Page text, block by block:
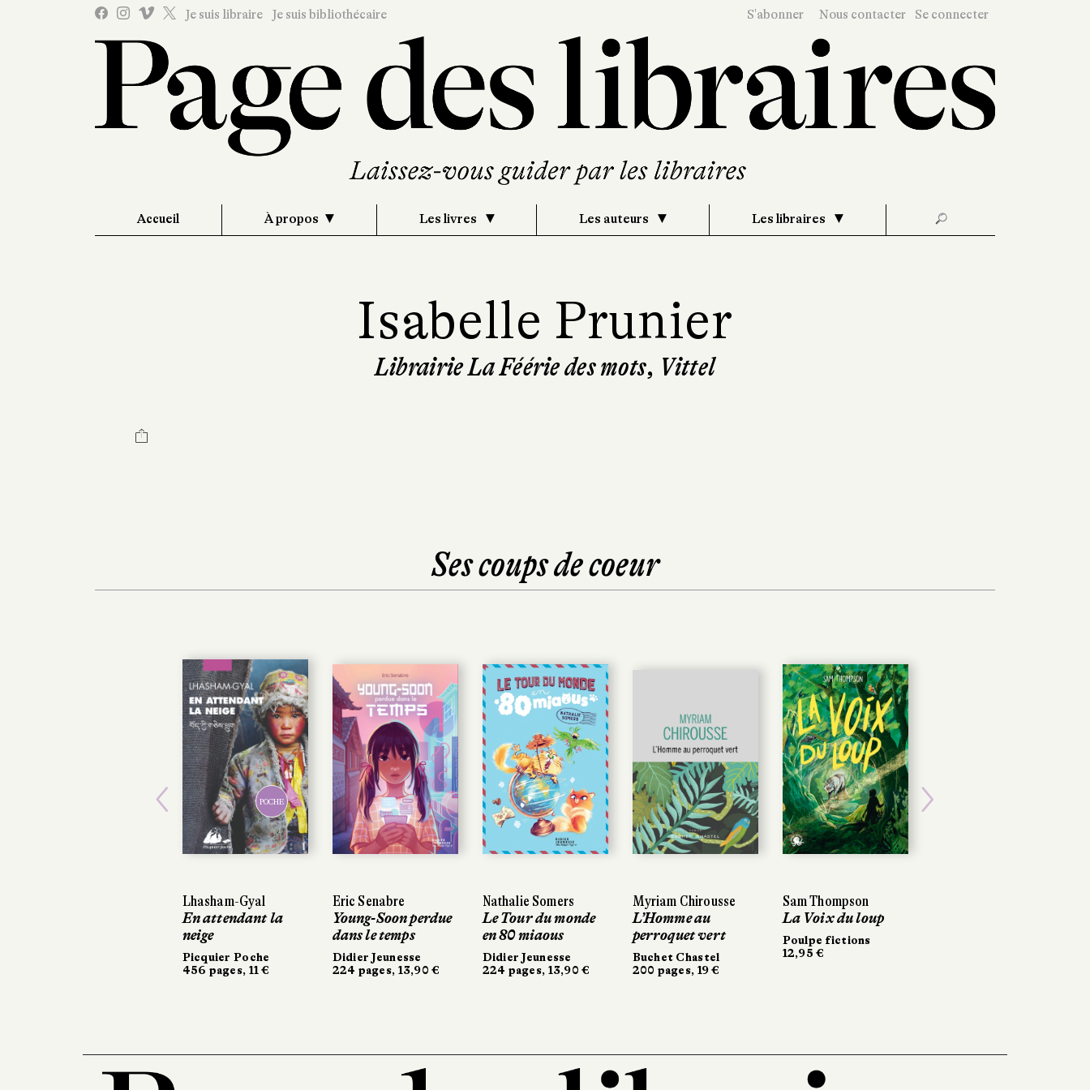
Je suis libraire Je suis bibliothécaire S'abonner Nous contacter Se connecter
Accueil À propos Les livres Les auteurs Les libraires 🔎
Isabelle Prunier
Librairie La Féérie des mots, Vittel
Ses coups de coeur
POCHE
Lhasham-Gyal
En attendant la
neige
Picquier Poche
456 pages, 11 €
Eric Senabre
Young-Soon perdue
dans le temps
Didier Jeunesse
224 pages, 13,90 €
Nathalie Somers
Le Tour du monde
en 80 miaous
Didier Jeunesse
224 pages, 13,90 €
Myriam Chirousse
L’Homme au
perroquet vert
Buchet Chastel
200 pages, 19 €
Sam Thompson
La Voix du loup
Poulpe fictions
12,95 €
Previous